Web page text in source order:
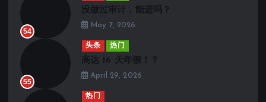
54
没做过审计，能进吗？
May 7, 2026
55
头条 热门
高达 16 天年假！？
April 29, 2026
热门